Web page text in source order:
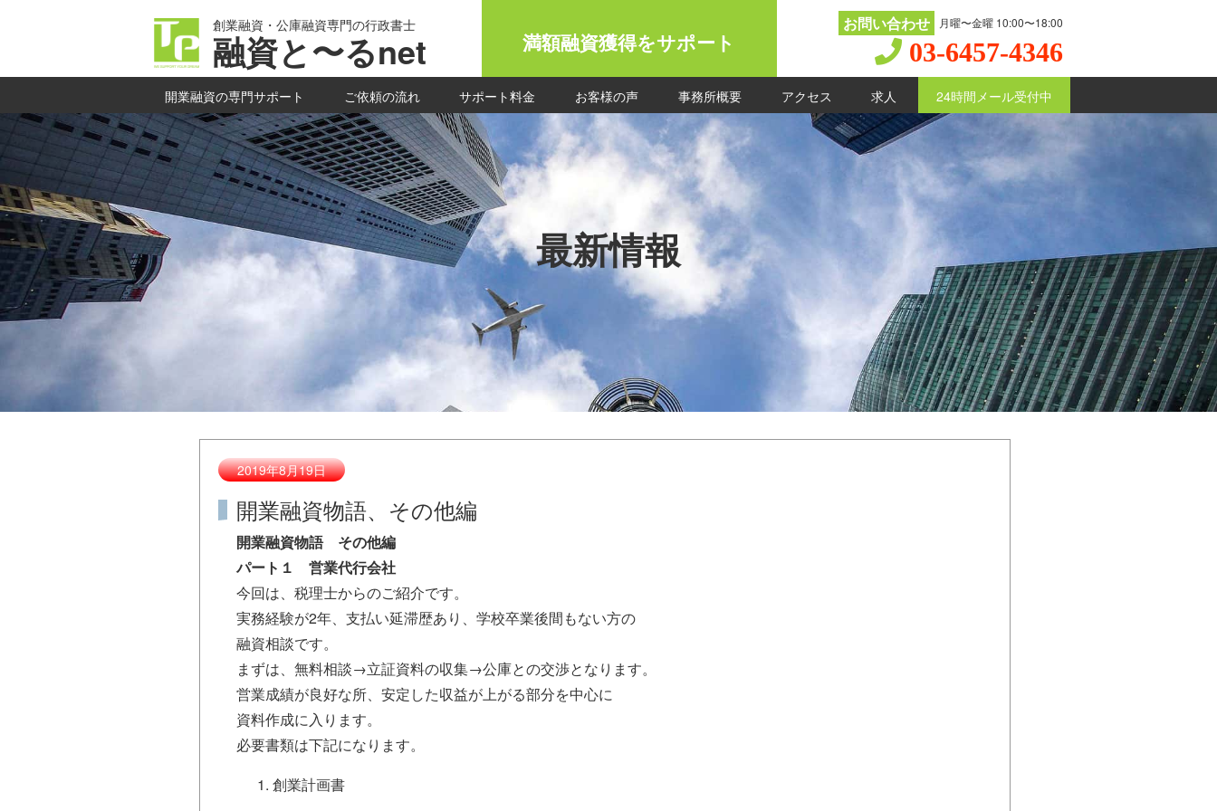
創業融資・公庫融資専門の行政書士
融資と〜るnet 満額融資獲得をサポート
お問い合わせ 月曜〜金曜 10:00〜18:00
03-6457-4346
開業融資の専門サポート ご依頼の流れ サポート料金 お客様の声 事務所概要 アクセス 求人 24時間メール受付中
最新情報
2019年8月19日
開業融資物語、その他編
開業融資物語 その他編
パート１ 営業代行会社
今回は、税理士からのご紹介です。
実務経験が2年、支払い延滞歴あり、学校卒業後間もない方の
融資相談です。
まずは、無料相談→立証資料の収集→公庫との交渉となります。
営業成績が良好な所、安定した収益が上がる部分を中心に
資料作成に入ります。
必要書類は下記になります。
創業計画書